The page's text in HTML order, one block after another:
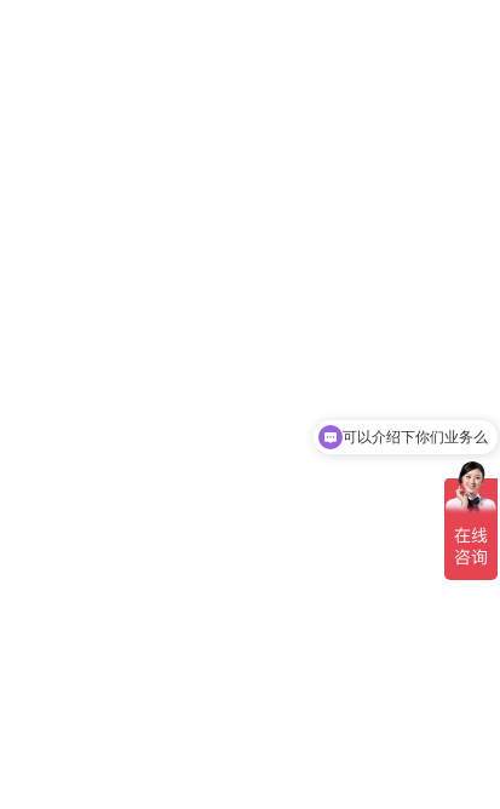
可以介绍下你们业务么